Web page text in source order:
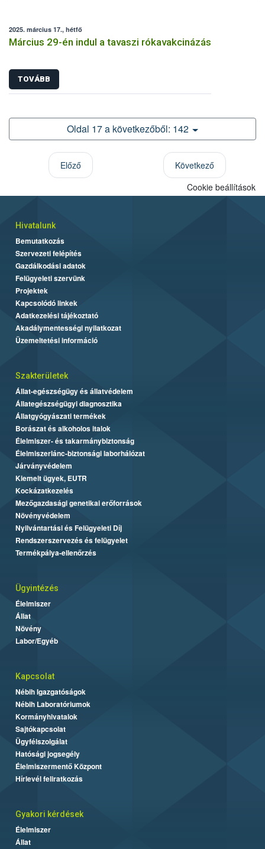
2025. március 17., hétfő
Március 29-én indul a tavaszi rókavakcinázás
TOVÁBB
Oldal 17 a következőből: 142
Előző
Következő
Cookie beállítások
Hivatalunk
Bemutatkozás
Szervezeti felépítés
Gazdálkodási adatok
Felügyeleti szervünk
Projektek
Kapcsolódó linkek
Adatkezelési tájékoztató
Akadálymentességi nyilatkozat
Üzemeltetési információ
Szakterületek
Állat-egészségügy és állatvédelem
Állategészségügyi diagnosztika
Állatgyógyászati termékek
Borászat és alkoholos italok
Élelmiszer- és takarmánybiztonság
Élelmiszerlánc-biztonsági laborhálózat
Járványvédelem
Kiemelt ügyek, EUTR
Kockázatkezelés
Mezőgazdasági genetikai erőforrások
Növényvédelem
Nyilvántartási és Felügyeleti Díj
Rendszerszervezés és felügyelet
Termékpálya-ellenőrzés
Ügyintézés
Élelmiszer
Állat
Növény
Labor/Egyéb
Kapcsolat
Nébih Igazgatóságok
Nébih Laboratóriumok
Kormányhivatalok
Sajtókapcsolat
Ügyfélszolgálat
Hatósági jogsegély
Élelmiszermentő Központ
Hírlevél feliratkozás
Gyakori kérdések
Élelmiszer
Állat